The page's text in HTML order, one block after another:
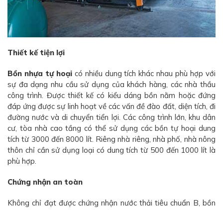
Thiết kế tiện lợi
Bồn nhựa tự hoạicó nhiều dung tích khác nhau phù hợp với
sự đa dạng nhu cầu sử dụng của khách hàng, các nhà thầu
công trình. Được thiết kế có kiểu dáng bồn nằm hoặc đứng
đáp ứng được sự linh hoạt về các vấn đề đào đất, diện tích, đi
đường nước và di chuyển tiển lợi. Các công trình lớn, khu dân
cư, tòa nhà cao tầng có thể sử dụng các bồn tự hoại dung
tích từ 3000 đến 8000 lít. Riêng nhà riêng, nhà phố, nhà nông
thôn chỉ cần sử dụng loại có dung tích từ 500 đến 1000 lít là
phù hợp.
Chứng nhận an toàn
Không chỉ đạt được chứng nhận nước thải tiêu chuẩn B, bồn